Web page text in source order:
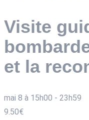
Visite
et la
mai 8 à 15h00 - 23h59
9.50€